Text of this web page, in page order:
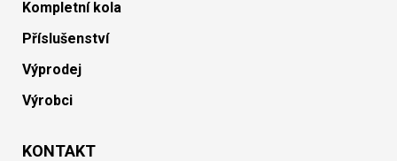
Kompletní kola
Příslušenství
Výprodej
Výrobci
KONTAKT